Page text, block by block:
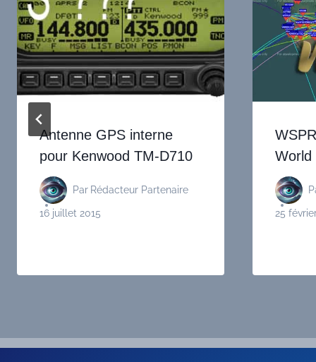
Antenne GPS interne
pour Kenwood TM-D710
Par Rédacteur Partenaire
16 juillet 2015
World
25